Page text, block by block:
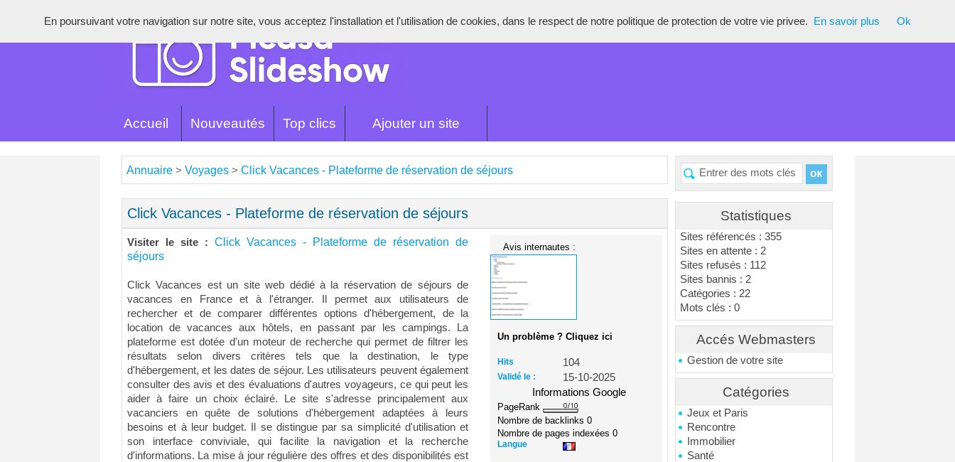
Accueil Nouveautés Top clics Ajouter un site
Statistiques
Sites référencés : 355
Sites en attente : 2
Sites refusés : 112
Sites bannis : 2
Catégories : 22
Mots clés : 0
Accés Webmasters
Gestion de votre site
Catégories
Jeux et Paris
Rencontre
Immobilier
Santé
Annuaire > Voyages > Click Vacances - Plateforme de réservation de séjours
Click Vacances - Plateforme de réservation de séjours
Visiter le site : Click Vacances - Plateforme de réservation de
séjours
Click Vacances est un site web dédié à la réservation de séjours de
vacances en France et à l'étranger. Il permet aux utilisateurs de
rechercher et de comparer différentes options d'hébergement, de la
location de vacances aux hôtels, en passant par les campings. La
plateforme est dotée d'un moteur de recherche qui permet de filtrer les
résultats selon divers critères tels que la destination, le type
d'hébergement, et les dates de séjour. Les utilisateurs peuvent également
consulter des avis et des évaluations d'autres voyageurs, ce qui peut les
aider à faire un choix éclairé. Le site s'adresse principalement aux
vacanciers en quête de solutions d'hébergement adaptées à leurs
besoins et à leur budget. Il se distingue par sa simplicité d'utilisation et
son interface conviviale, qui facilite la navigation et la recherche
d'informations. La mise à jour régulière des offres et des disponibilités est
Avis internautes :
Un problème ? Cliquez ici
Hits 104
Validé le :
15-10-2025
Informations Google
PageRank
Nombre de backlinks0
Nombre de pages indexées0
Langue
En poursuivant votre navigation sur notre site, vous acceptez l'installation et l'utilisation de cookies, dans le respect de notre politique de protection de votre vie privee. En savoir plus Ok